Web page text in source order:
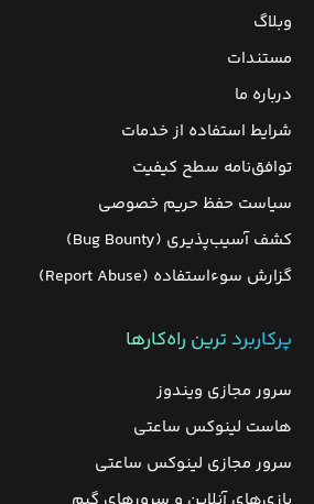
وبلاگ
مستندات
درباره ما
شرایط استفاده از خدمات
توافق‌نامه سطح کیفیت
سیاست حفظ حریم خصوصی
کشف آسیب‌پذیری (Bug Bounty)
گزارش سوءاستفاده (Report Abuse)
پرکاربرد ترین راه‌کارها
سرور مجازی ویندوز
هاست لینوکس ساعتی
سرور مجازی لینوکس ساعتی